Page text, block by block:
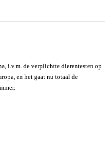
i.v.m. de verplichtte dierentesten op
en het gaat nu totaal de